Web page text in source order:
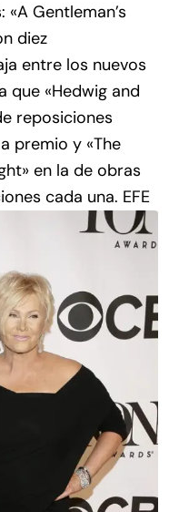
Gentleman’s
diez
entre los nuevos
que «Hedwig and
reposiciones
premio y «The
en la de obras
cada una. EFE